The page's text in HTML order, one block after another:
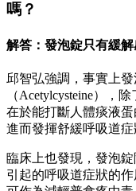
嗎？
解答：發泡錠只有緩
邱智弘強調，事實上
（Acetylcysteine），
在於能打斷人體痰液
進而發揮舒緩呼吸道症
臨床上也發現，發泡
引起的呼吸道症狀的